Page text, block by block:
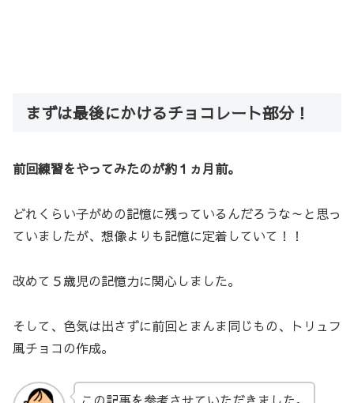
まずは最後にかけるチョコレート部分！
前回練習をやってみたのが約１ヵ月前。
どれくらい子がめの記憶に残っているんだろうな～と思っ
ていましたが、想像よりも記憶に定着していて！！
改めて５歳児の記憶力に関心しました。
そして、色気は出さずに前回とまんま同じもの、トリュフ
風チョコの作成。